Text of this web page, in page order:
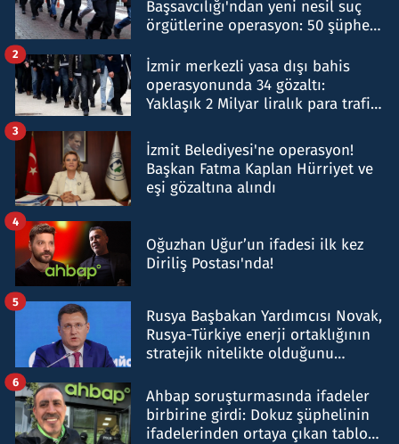
Başsavcılığı'ndan yeni nesil suç
örgütlerine operasyon: 50 şüpheli
İzmir merkezli yasa dışı bahis
operasyonunda 34 gözaltı:
Yaklaşık 2 Milyar liralık para trafiği
2
İzmit Belediyesi'ne operasyon!
Başkan Fatma Kaplan Hürriyet ve
eşi gözaltına alındı
3
Oğuzhan Uğur’un ifadesi ilk kez
Diriliş Postası'nda!
4
Rusya Başbakan Yardımcısı Novak,
Rusya-Türkiye enerji ortaklığının
stratejik nitelikte olduğunu
5
Ahbap soruşturmasında ifadeler
birbirine girdi: Dokuz şüphelinin
ifadelerinden ortaya çıkan tablo
6